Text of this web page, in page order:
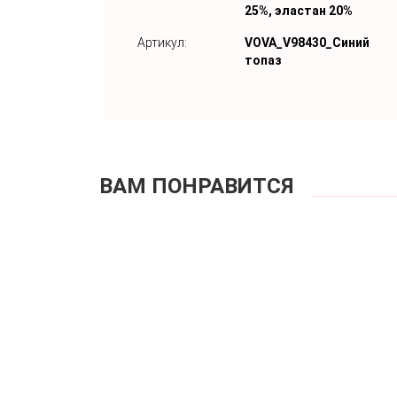
25%, эластан 20%
Артикул:
VOVA_V98430_Синий
топаз
ВАМ ПОНРАВИТСЯ